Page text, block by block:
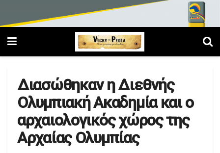
Διασώθηκαν η Διεθνής
Ολυμπιακή Ακαδημία και ο
αρχαιολογικός χώρος της
Αρχαίας Ολυμπίας